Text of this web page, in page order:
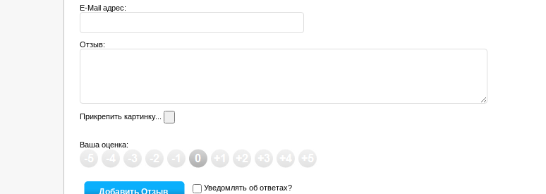
E-Mail адрес:
Отзыв:
Прикрепить картинку...
Ваша оценка:
Уведомлять об ответах?